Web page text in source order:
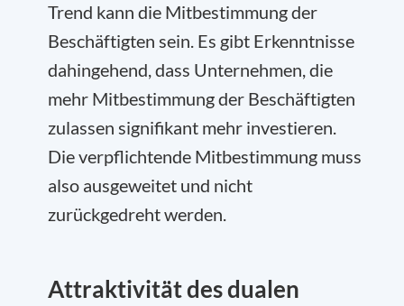
Trend kann die Mitbestimmung der
Beschäftigten sein. Es gibt Erkenntnisse
dahingehend, dass Unternehmen, die
mehr Mitbestimmung der Beschäftigten
zulassen signifikant mehr investieren.
Die verpflichtende Mitbestimmung muss
also ausgeweitet und nicht
zurückgedreht werden.
Attraktivität des dualen